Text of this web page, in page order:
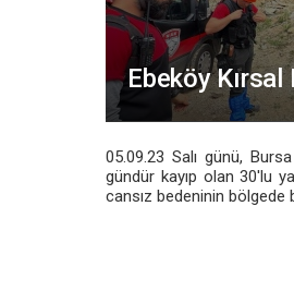
Ebeköy
05.09.23 Salı günü,
gündür kayıp olan 30'lu
cansız bedeninin